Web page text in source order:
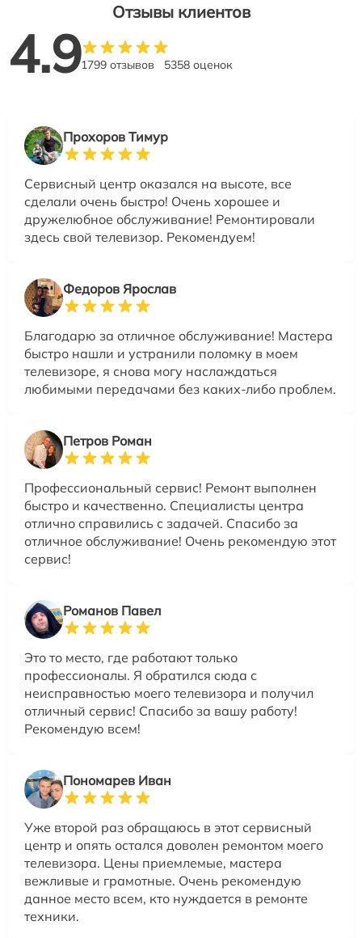
Отзывы клиентов
4.91799 отзывов 5358 оценок
Прохоров Тимур
Сервисный центр оказался на высоте, все
сделали очень быстро! Очень хорошее и
дружелюбное обслуживание! Ремонтировали
здесь свой телевизор. Рекомендуем!
Федоров Ярослав
Благодарю за отличное обслуживание! Мастера
быстро нашли и устранили поломку в моем
телевизоре, я снова могу наслаждаться
любимыми передачами без каких-либо проблем.
Петров Роман
Профессиональный сервис! Ремонт выполнен
быстро и качественно. Специалисты центра
отлично справились с задачей. Спасибо за
отличное обслуживание! Очень рекомендую этот
сервис!
Романов Павел
Это то место, где работают только
профессионалы. Я обратился сюда с
неисправностью моего телевизора и получил
отличный сервис! Спасибо за вашу работу!
Рекомендую всем!
Пономарев Иван
Уже второй раз обращаюсь в этот сервисный
центр и опять остался доволен ремонтом моего
телевизора. Цены приемлемые, мастера
вежливые и грамотные. Очень рекомендую
данное место всем, кто нуждается в ремонте
техники.